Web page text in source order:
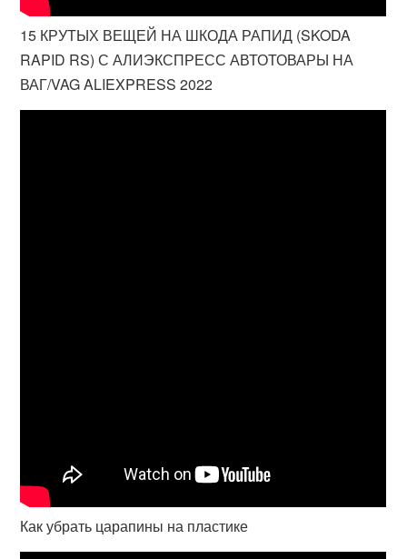
15 КРУТЫХ ВЕЩЕЙ НА ШКОДА РАПИД (SKODA
RAPID RS) С АЛИЭКСПРЕСС АВТОТОВАРЫ НА
ВАГ/VAG ALIEXPRESS 2022
Как убрать царапины на пластике